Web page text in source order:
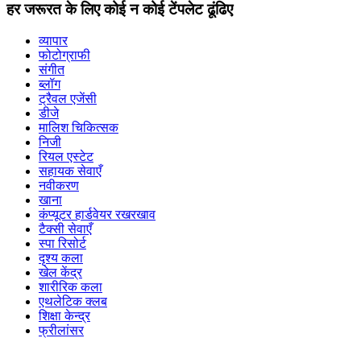
हर जरूरत के लिए कोई न कोई टेंपलेट ढूंढिए
व्यापार
फोटोग्राफी
संगीत
ब्लॉग
ट्रैवल एजेंसी
डीजे
मालिश चिकित्सक
निजी
रियल एस्टेट
सहायक सेवाएँ
नवीकरण
खाना
कंप्यूटर हार्डवेयर रखरखाव
टैक्सी सेवाएँ
स्पा रिसोर्ट
दृश्य कला
खेल केंद्र
शारीरिक कला
एथलेटिक क्लब
शिक्षा केन्द्र
फ्रीलांसर